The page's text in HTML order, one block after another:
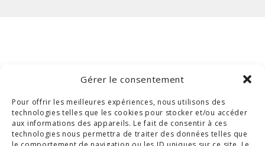
Gérer le consentement
Pour offrir les meilleures expériences, nous utilisons des
technologies telles que les cookies pour stocker et/ou accéder
aux informations des appareils. Le fait de consentir à ces
technologies nous permettra de traiter des données telles que